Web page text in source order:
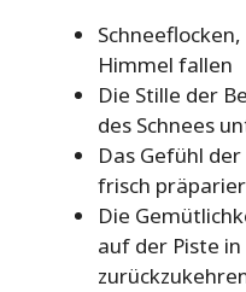
Himmel fallen
Die Stille der
des Schnees
Das Gefühl
frisch
Die
auf der Piste